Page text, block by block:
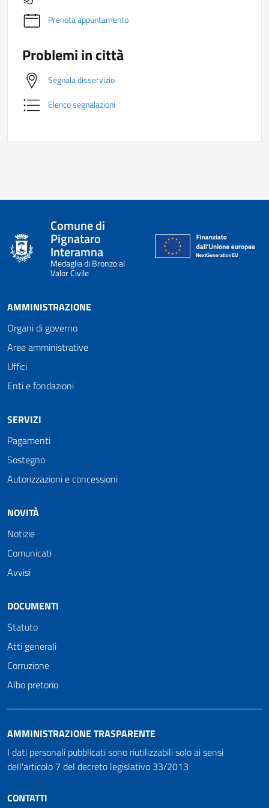
Prenota appuntamento
Problemi in città
Segnala disservizio
Elenco segnalazioni
Comune di
Pignataro
Interamna
Medaglia di Bronzo al
Valor Civile
AMMINISTRAZIONE
Organi di governo
Aree amministrative
Uffici
Enti e fondazioni
SERVIZI
Pagamenti
Sostegno
Autorizzazioni e concessioni
NOVITÀ
Notizie
Comunicati
Avvisi
DOCUMENTI
Statuto
Atti generali
Corruzione
Albo pretorio
AMMINISTRAZIONE TRASPARENTE
I dati personali pubblicati sono riutilizzabili solo ai sensi
dell'articolo 7 del decreto legislativo 33/2013
CONTATTI